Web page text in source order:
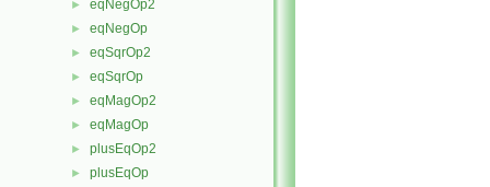
► eqNegOp2
► eqNegOp
► eqSqrOp2
► eqSqrOp
► eqMagOp2
► eqMagOp
► plusEqOp2
► plusEqOp